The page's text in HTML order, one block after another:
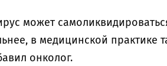
может
в медицинской практике
онколог.